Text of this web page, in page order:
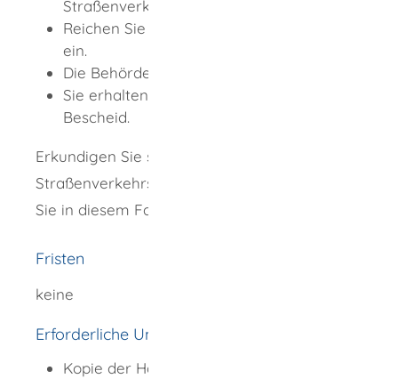
Straßenverkehrsbehörde.
Reichen Sie die erforderlichen Unterlagen
ein.
Die Behörde überprüft Ihren Antrag.
Sie erhalten einen entsprechenden
Bescheid.
Erkundigen Sie sich bei Ihrer zuständigen
Straßenverkehrsbehörde, welche Unterlagen
Sie in diesem Fall übersenden müssen.
Fristen
keine
Erforderliche Unterlagen
Kopie der Handwerkskarte oder Kopie der